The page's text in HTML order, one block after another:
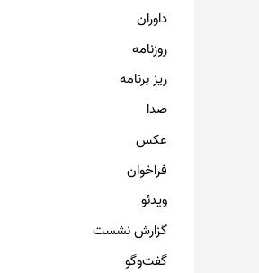
داوران
روزنامه
ریز برنامه
صدا
عکس
فراخوان
ویدئو
گزارش نشست
گفت‌وگو